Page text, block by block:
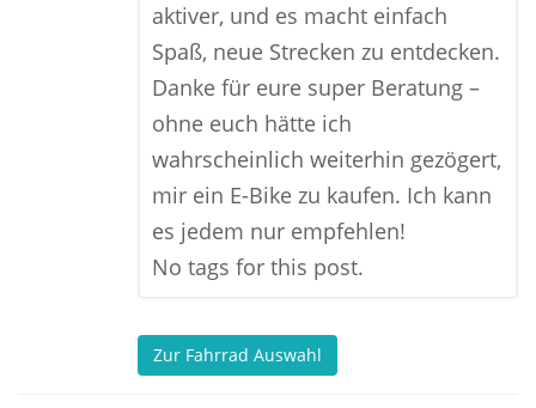
aktiver, und es macht einfach
Spaß, neue Strecken zu entdecken.
Danke für eure super Beratung –
ohne euch hätte ich
wahrscheinlich weiterhin gezögert,
mir ein E-Bike zu kaufen. Ich kann
es jedem nur empfehlen!
No tags for this post.
Zur Fahrrad Auswahl